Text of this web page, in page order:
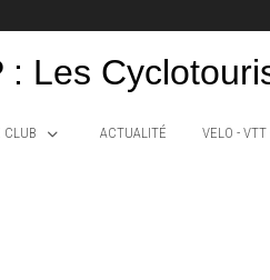
: Les
CLUB ACTUALITÉ VELO - VTT